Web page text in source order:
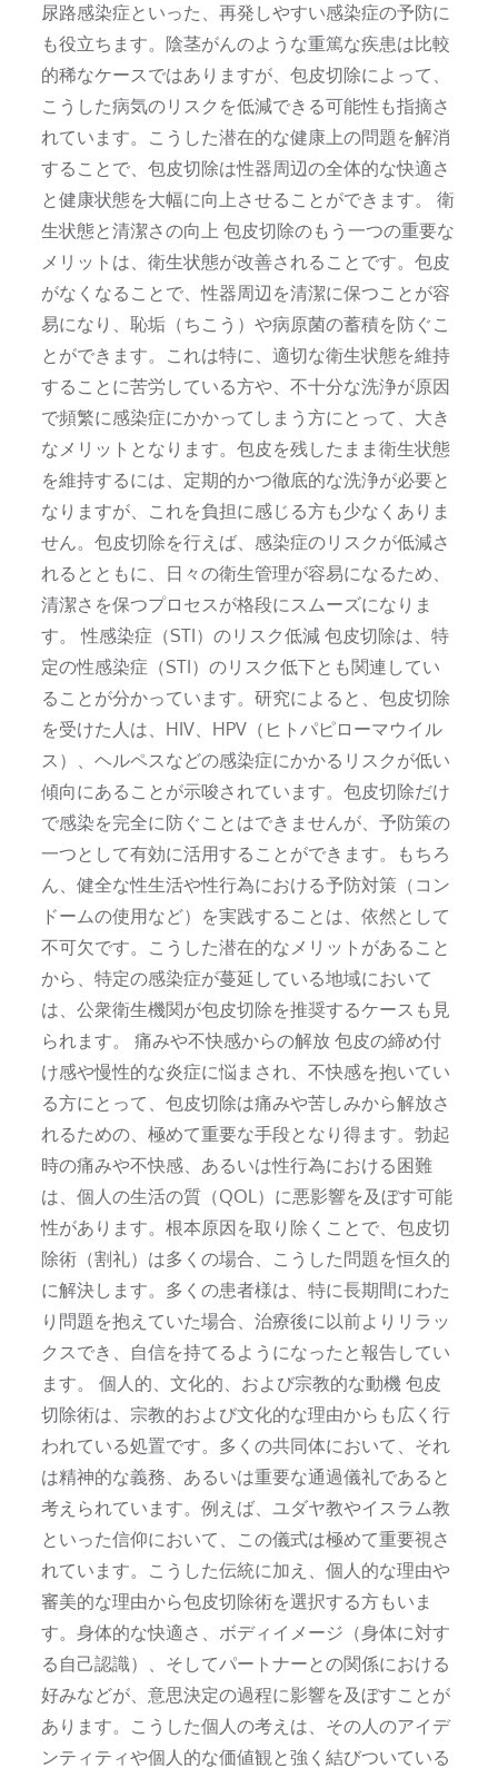
尿路感染症といった、再発しやすい感染症の予防に
も役立ちます。陰茎がんのような重篤な疾患は比較
的稀なケースではありますが、包皮切除によって、
こうした病気のリスクを低減できる可能性も指摘さ
れています。こうした潜在的な健康上の問題を解消
することで、包皮切除は性器周辺の全体的な快適さ
と健康状態を大幅に向上させることができます。 衛
生状態と清潔さの向上 包皮切除のもう一つの重要な
メリットは、衛生状態が改善されることです。包皮
がなくなることで、性器周辺を清潔に保つことが容
易になり、恥垢（ちこう）や病原菌の蓄積を防ぐこ
とができます。これは特に、適切な衛生状態を維持
することに苦労している方や、不十分な洗浄が原因
で頻繁に感染症にかかってしまう方にとって、大き
なメリットとなります。包皮を残したまま衛生状態
を維持するには、定期的かつ徹底的な洗浄が必要と
なりますが、これを負担に感じる方も少なくありま
せん。包皮切除を行えば、感染症のリスクが低減さ
れるとともに、日々の衛生管理が容易になるため、
清潔さを保つプロセスが格段にスムーズになりま
す。 性感染症（STI）のリスク低減 包皮切除は、特
定の性感染症（STI）のリスク低下とも関連してい
ることが分かっています。研究によると、包皮切除
を受けた人は、HIV、HPV（ヒトパピローマウイル
ス）、ヘルペスなどの感染症にかかるリスクが低い
傾向にあることが示唆されています。包皮切除だけ
で感染を完全に防ぐことはできませんが、予防策の
一つとして有効に活用することができます。もちろ
ん、健全な性生活や性行為における予防対策（コン
ドームの使用など）を実践することは、依然として
不可欠です。こうした潜在的なメリットがあること
から、特定の感染症が蔓延している地域において
は、公衆衛生機関が包皮切除を推奨するケースも見
られます。 痛みや不快感からの解放 包皮の締め付
け感や慢性的な炎症に悩まされ、不快感を抱いてい
る方にとって、包皮切除は痛みや苦しみから解放さ
れるための、極めて重要な手段となり得ます。勃起
時の痛みや不快感、あるいは性行為における困難
は、個人の生活の質（QOL）に悪影響を及ぼす可能
性があります。根本原因を取り除くことで、包皮切
除術（割礼）は多くの場合、こうした問題を恒久的
に解決します。多くの患者様は、特に長期間にわた
り問題を抱えていた場合、治療後に以前よりリラッ
クスでき、自信を持てるようになったと報告してい
ます。 個人的、文化的、および宗教的な動機 包皮
切除術は、宗教的および文化的な理由からも広く行
われている処置です。多くの共同体において、それ
は精神的な義務、あるいは重要な通過儀礼であると
考えられています。例えば、ユダヤ教やイスラム教
といった信仰において、この儀式は極めて重要視さ
れています。こうした伝統に加え、個人的な理由や
審美的な理由から包皮切除術を選択する方もいま
す。身体的な快適さ、ボディイメージ（身体に対す
る自己認識）、そしてパートナーとの関係における
好みなどが、意思決定の過程に影響を及ぼすことが
あります。こうした個人の考えは、その人のアイデ
ンティティや個人的な価値観と強く結びついている